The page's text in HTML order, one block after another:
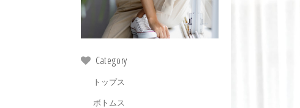
Category
トップス
ボトムス